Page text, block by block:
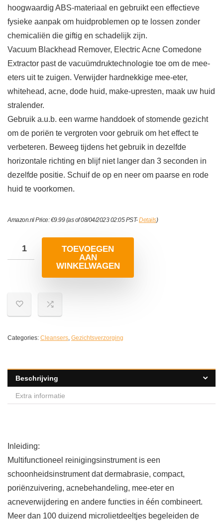
hoogwaardig ABS-materiaal en gebruikt een effectieve
fysieke aanpak om huidproblemen op te lossen zonder
chemicaliën die giftig en schadelijk zijn.
Vacuum Blackhead Remover, Electric Acne Comedone
Extractor past de vacuümdruktechnologie toe om de mee-
eters uit te zuigen. Verwijder hardnekkige mee-eter,
whitehead, acne, dode huid, make-upresten, maak uw huid
stralender.
Gebruik a.u.b. een warme handdoek of stomende gezicht
om de poriën te vergroten voor gebruik om het effect te
verbeteren. Beweeg tijdens het gebruik in dezelfde
horizontale richting en blijf niet langer dan 3 seconden in
dezelfde positie. Schuif de op en neer om paarse en rode
huid te voorkomen.
Amazon.nl Price:€9.99(as of 08/04/2023 02:05 PST-Details)
TOEVOEGEN
AAN
WINKELWAGEN
Categories: Cleansers, Gezichtsverzorging
Beschrijving
Extra informatie
Inleiding:
Multifunctioneel reinigingsinstrument is een
schoonheidsinstrument dat dermabrasie, compact,
poriënzuivering, acnebehandeling, mee-eter en
acneverwijdering en andere functies in één combineert.
Meer dan 100 duizend microlietdeeltjes begeleiden de